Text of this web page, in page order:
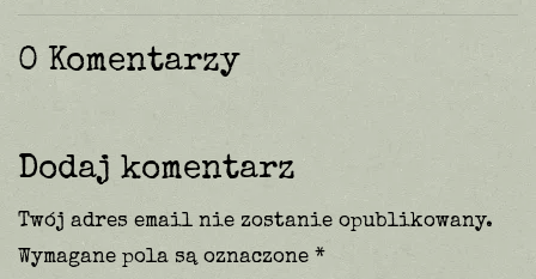
0 Komentarzy
Dodaj komentarz
Twój adres email nie zostanie opublikowany.
Wymagane pola są oznaczone *